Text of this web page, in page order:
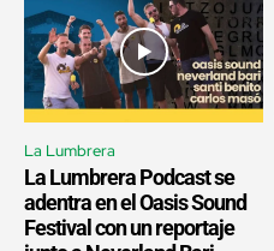
La Lumbrera
La Lumbrera Podcast se
adentra en el Oasis Sound
Festival con un reportaje